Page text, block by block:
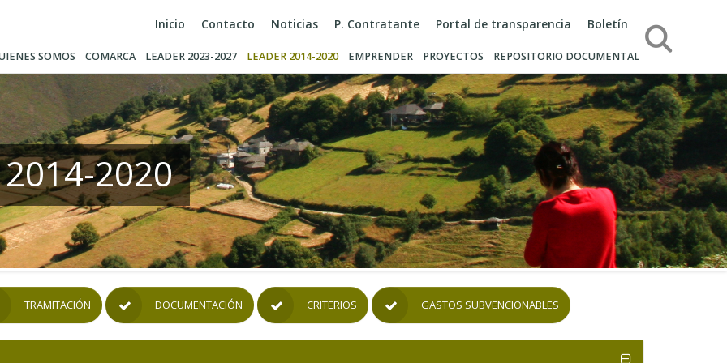
Inicio Contacto Noticias P. Contratante Portal de transparencia Boletín
SOMOS COMARCA LEADER 2023-2027 LEADER 2014-2020 EMPRENDER PROYECTOS REPOSITORIO DOCUMENTAL
Búsqueda
2020
TRAMITACIÓN DOCUMENTACIÓN CRITERIOS GASTOS SUBVENCIONABLES